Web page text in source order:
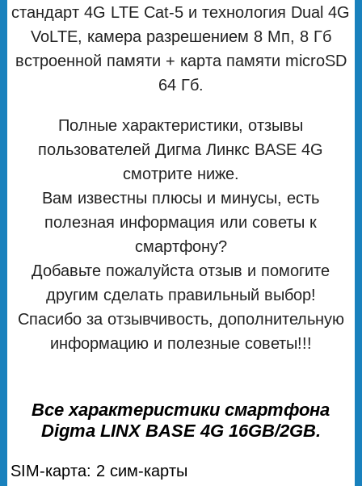
стандарт 4G LTE Cat-5 и технология Dual 4G
VoLTE, камера разрешением 8 Мп, 8 Гб
встроенной памяти + карта памяти microSD
64 Гб.
Полные характеристики, отзывы
пользователей Дигма Линкс BASE 4G
смотрите ниже.
Вам известны плюсы и минусы, есть
полезная информация или советы к
смартфону?
Добавьте пожалуйста отзыв и помогите
другим сделать правильный выбор!
Спасибо за отзывчивость, дополнительную
информацию и полезные советы!!!
Все характеристики смартфона
Digma LINX BASE 4G 16GB/2GB.
SIM-карта: 2 сим-карты